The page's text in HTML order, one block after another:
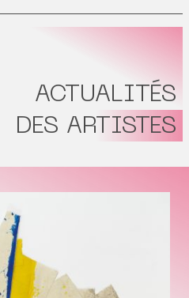
ACTUALITÉS
DES ARTISTES